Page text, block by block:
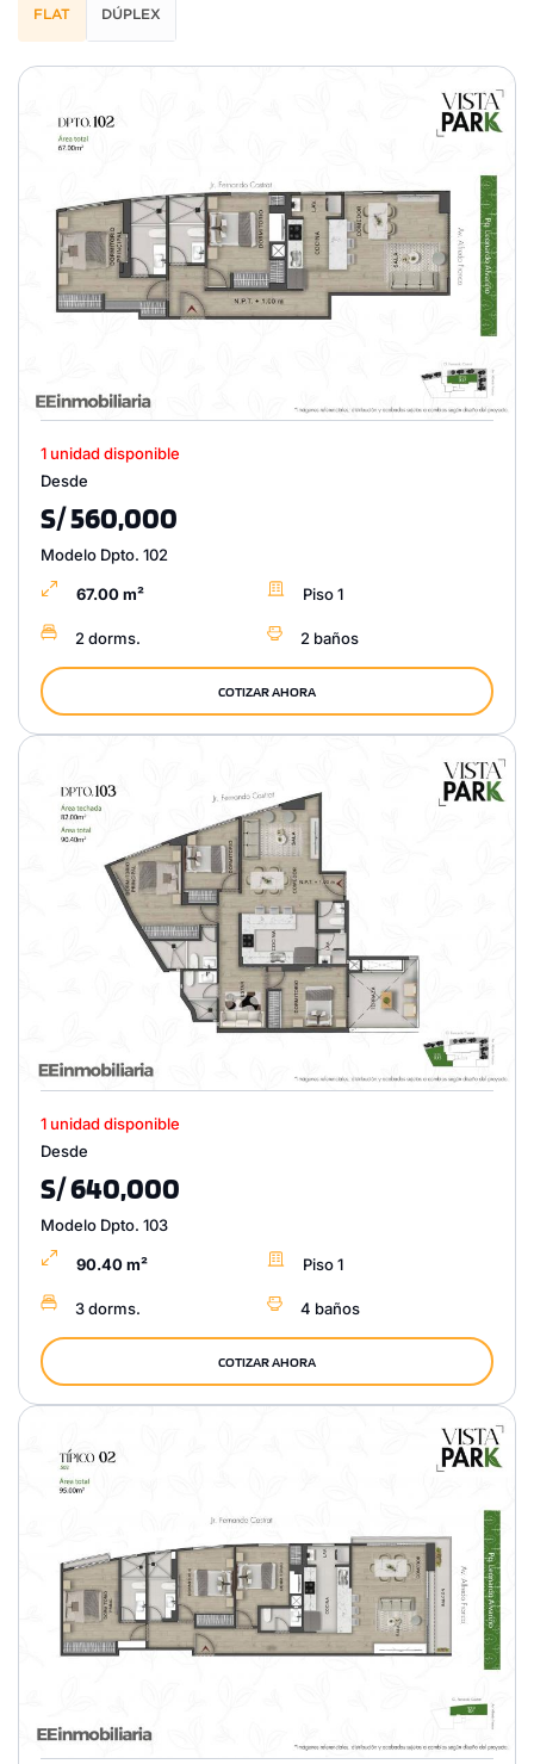
FLAT DÚPLEX
1 unidad disponible
Desde
S/ 560,000
Modelo Dpto. 102
67.00 m² Piso 1
2 dorms. 2 baños
COTIZAR AHORA
1 unidad disponible
Desde
S/ 640,000
Modelo Dpto. 103
90.40 m² Piso 1
3 dorms. 4 baños
COTIZAR AHORA